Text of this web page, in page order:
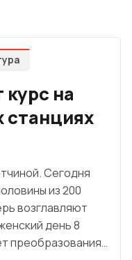
на
станциях
Сегодня
из 200
возглавляют
день 8
преобразования…